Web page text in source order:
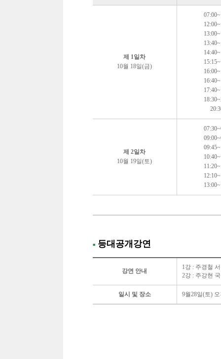
제 1일차
10월 18일(금)
제 2일차
10월 19일(토)
■등대공개강연
강연 안내
1강 : 주경철
2강 : 주강현
일시 및 장소 9월28일(토)